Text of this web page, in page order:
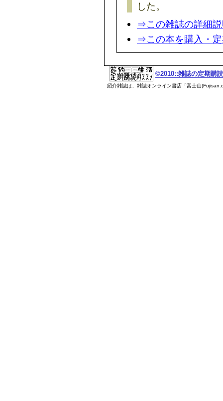
した。
⇒この雑誌の詳細
⇒この本を購入・
©2010::雑誌の定期購
紹介雑誌は、雑誌オンライン書店「富士山